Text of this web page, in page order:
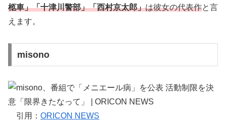
柩車」「十津川警部」「西村京太郎」は彼女の代表作と言
えます。
misono
引用： ORICON NEWS